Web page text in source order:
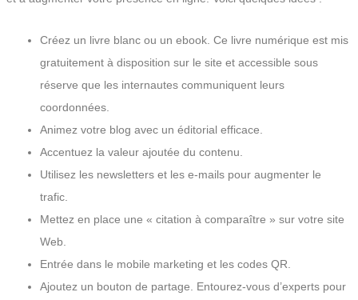
Créez un livre blanc ou un ebook. Ce livre numérique est mis
gratuitement à disposition sur le site et accessible sous
réserve que les internautes communiquent leurs
coordonnées.
Animez votre blog avec un éditorial efficace.
Accentuez la valeur ajoutée du contenu.
Utilisez les newsletters et les e-mails pour augmenter le
trafic.
Mettez en place une « citation à comparaître » sur votre site
Web.
Entrée dans le mobile marketing et les codes QR.
Ajoutez un bouton de partage. Entourez-vous d’experts pour